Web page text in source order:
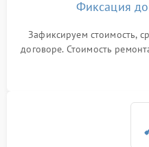
Фиксация
Зафиксируем стоимость,
договоре. Стоимость